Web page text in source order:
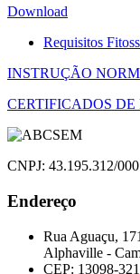
Download
Requisitos
Navegação
de
Post
INSTRUÇÃO
CERTIFICADOS
CNPJ: 43.195.312/
Endereço
Rua Aguaçu,
Alphaville -
CEP: 13098-321